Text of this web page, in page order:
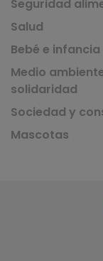
Seguridad
Salud
Bebé e infancia
Medio
solidaridad
Sociedad y
Mascotas